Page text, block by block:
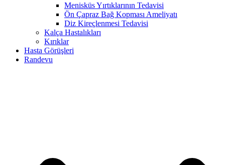
Menisküs Yırtıklarının Tedavisi
Ön Çapraz Bağ Kopması Ameliyatı
Diz Kireçlenmesi Tedavisi
Kalça Hastalıkları
Kırıklar
Hasta Görüşleri
Randevu